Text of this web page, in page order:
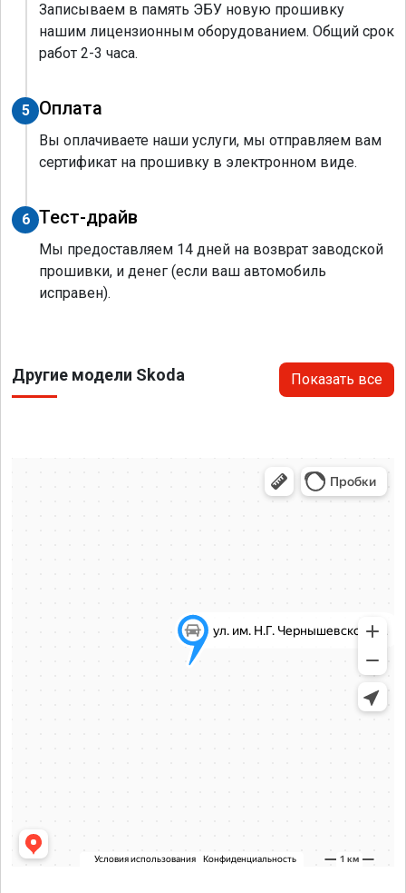
Записываем в память ЭБУ новую прошивку
нашим лицензионным оборудованием. Общий срок
работ 2-3 часа.
5 Оплата
Вы оплачиваете наши услуги, мы отправляем вам
сертификат на прошивку в электронном виде.
6 Тест-драйв
Мы предоставляем 14 дней на возврат заводской
прошивки, и денег (если ваш автомобиль
исправен).
Другие модели Skoda Показать все